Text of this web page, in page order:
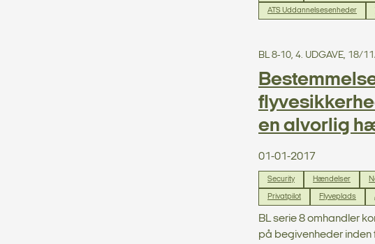
ATS Uddannelsesenheder
BL 8-10, 4. UDGAVE, 18/
en alvorlig
01-01-2017
Security Hændelser
Privatpilot Flyveplads
BL serie 8 omhandler
på begivenheder inden